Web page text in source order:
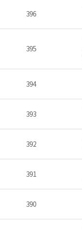
396
395
394
393
392
391
390